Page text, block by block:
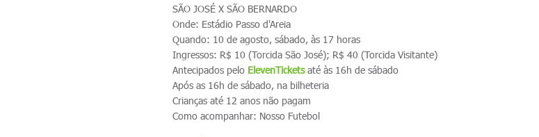
SÃO JOSÉ X SÃO BERNARDO
Onde: Estádio Passo d'Areia
Quando: 10 de agosto, sábado, às 17 horas
Ingressos: R$ 10 (Torcida São José); R$ 40 (Torcida Visitante)
Antecipados pelo ElevenTicketsaté às 16h de sábado
Após as 16h de sábado, na bilheteria
Crianças até 12 anos não pagam
Como acompanhar: Nosso Futebol